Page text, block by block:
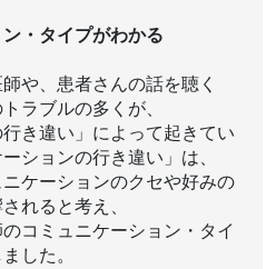
・タイプがわかる
や、患者さんの話を聴く
ラブルの多くが、
き違い」によって起きてい
ションの行き違い」は、
ケーションのクセや好みの
れると考え、
コミュニケーション・タイ
した。